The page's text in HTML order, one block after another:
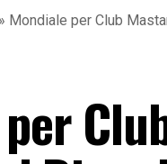
» Mondiale per Club